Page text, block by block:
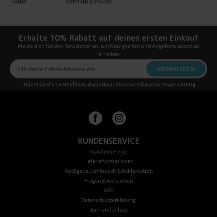
Erhalte 10% Rabatt auf deinen ersten Einkauf
Melde dich für den Newsletter an, um Neuigkeiten und Angebote zuerst zu
erhalten
ABONNIEREN
Indem du dich anmeldest, akzeptierst du unsere Datenschutzerklärung
KUNDENSERVICE
Kundenservice
Lieferinformationen
Rückgabe, Umtausch & Reklamation
Fragen & Antworten
AGB
Datenschutzerklärung
Barrierefreiheit